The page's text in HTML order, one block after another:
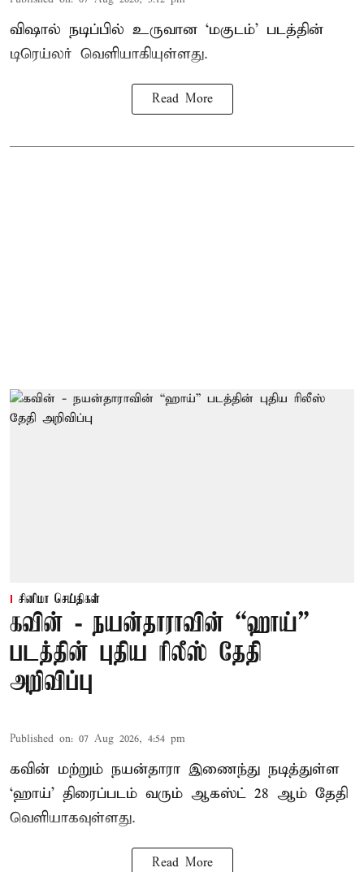
விஷால் நடிப்பில் உருவான ‘மகுடம்’ படத்தின்
டிரெய்லர் வெளியாகியுள்ளது.
Read More
சினிமா செய்திகள்
கவின் - நயன்தாராவின் “ஹாய்”
படத்தின் புதிய ரிலீஸ் தேதி
அறிவிப்பு
Published on: 07 Aug 2026, 4:54 pm
கவின் மற்றும் நயன்தாரா இணைந்து நடித்துள்ள
‘ஹாய்’ திரைப்படம் வரும் ஆகஸ்ட் 28 ஆம் தேதி
வெளியாகவுள்ளது.
Read More